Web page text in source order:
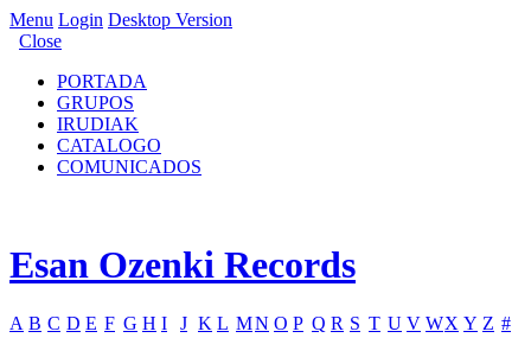
Menu Login Desktop Version
Close
PORTADA
GRUPOS
IRUDIAK
CATALOGO
COMUNICADOS
Esan Ozenki Records
A B C D E F G H I J K L MN O P Q R S T U V WX Y Z #